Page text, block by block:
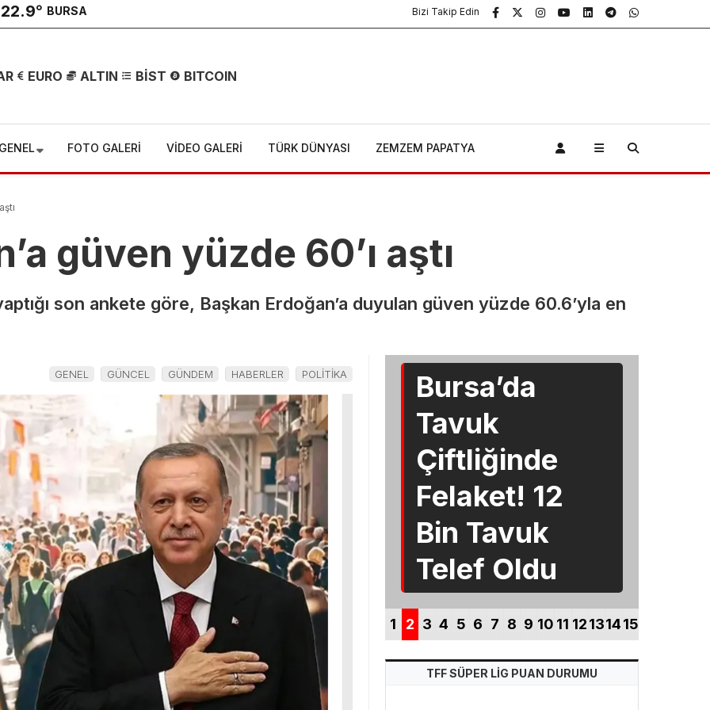
22.9° BURSA Bizi Takip Edin
EURO ALTIN BİST BITCOIN
GENEL FOTO GALERİ VİDEO GALERİ TÜRK DÜNYASI ZEMZEM PAPATYA
güven yüzde 60’ı aştı
son ankete göre, Başkan Erdoğan’a duyulan güven yüzde 60.6’yla en
GENEL GÜNCEL GÜNDEM HABERLER POLİTİKA
1 ölü,
Bursa OSB’de
Korkutan
Kaza! İnşaat
Elektrik
Akımına
Kapıldı
Bursa’da
Çiftliğinde
Felaket! 12
Bin Tavuk
Telef Oldu
1 2 3 4 5 6 7 8 9 10 11 12131415
TFF SÜPER LİG PUAN DURUMU